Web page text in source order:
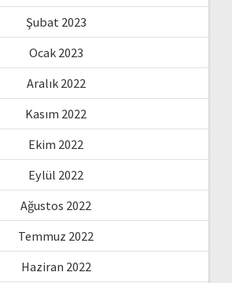
Şubat 2023
Ocak 2023
Aralık 2022
Kasım 2022
Ekim 2022
Eylül 2022
Ağustos 2022
Temmuz 2022
Haziran 2022